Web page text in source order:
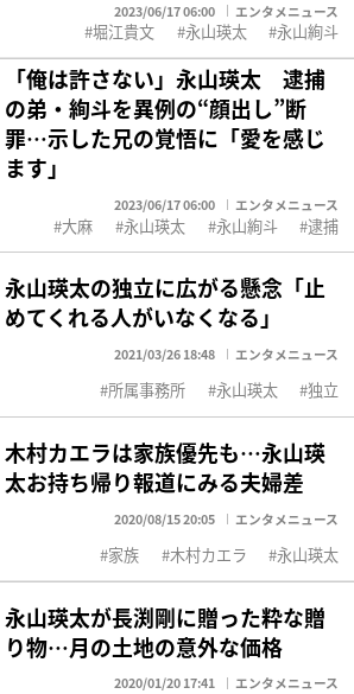
2023/06/17 06:00 エンタメニュース
堀江貴文 永山瑛太 永山絢斗
「俺は許さない」永山瑛太 逮捕
の弟・絢斗を異例の“顔出し”断
罪…示した兄の覚悟に「愛を感じ
ます」
2023/06/17 06:00 エンタメニュース
大麻 永山瑛太 永山絢斗 逮捕
永山瑛太の独立に広がる懸念「止
めてくれる人がいなくなる」
2021/03/26 18:48 エンタメニュース
所属事務所 永山瑛太 独立
木村カエラは家族優先も…永山瑛
太お持ち帰り報道にみる夫婦差
2020/08/15 20:05 エンタメニュース
家族 木村カエラ 永山瑛太
永山瑛太が長渕剛に贈った粋な贈
り物…月の土地の意外な価格
2020/01/20 17:41 エンタメニュース